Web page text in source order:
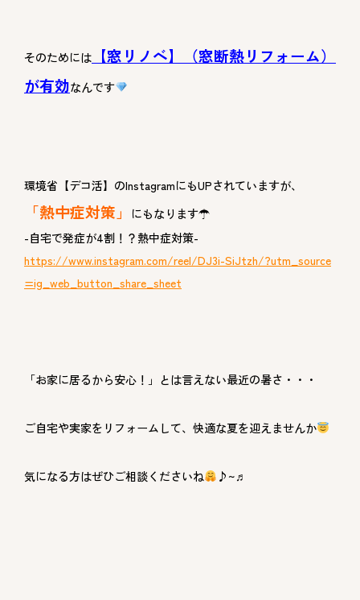
そのためには
【窓リノベ】（窓断熱リフォーム）
が有効なんです
環境省【デコ活】のInstagramにもUPされていますが、
「熱中症対策」
にもなります☂
-自宅で発症が4割！？熱中症対策-
https://www.instagram.com/reel/DJ3i-SiJtzh/?utm_source
=ig_web_button_share_sheet
「お家に居るから安心！」とは言えない最近の暑さ・・・
ご自宅や実家をリフォームして、快適な夏を迎えませんか
気になる方はぜひご相談くださいね ♪~♬